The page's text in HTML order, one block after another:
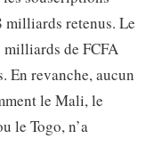
milliards retenus. Le
milliards de FCFA
En revanche, aucun
le Mali, le
le Togo, n’a